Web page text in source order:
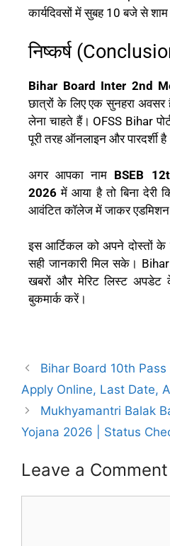
कार्यदिवसों में सुबह 10 बजे से
निष्कर्ष
Bihar Board Inter 2nd
छात्रों के लिए एक सुनहरा
लेना चाहते हैं। OFSS Bihar
पूरी तरह ऑनलाइन और पारदर्शी
अगर आपका नाम BSEB
2026 में आया है तो बिना देरी
आवंटित कॉलेज में जाकर एडमिशन
इस आर्टिकल को अपने दोस्तों के
सही जानकारी मिल सके।
खबरों और मेरिट लिस्ट अपडेट
बुकमार्क करें।
Bihar Board 10th
Apply Online, Last Date,
Mukhyamantri Balak
Yojana 2026 | Status
Leave a Comment